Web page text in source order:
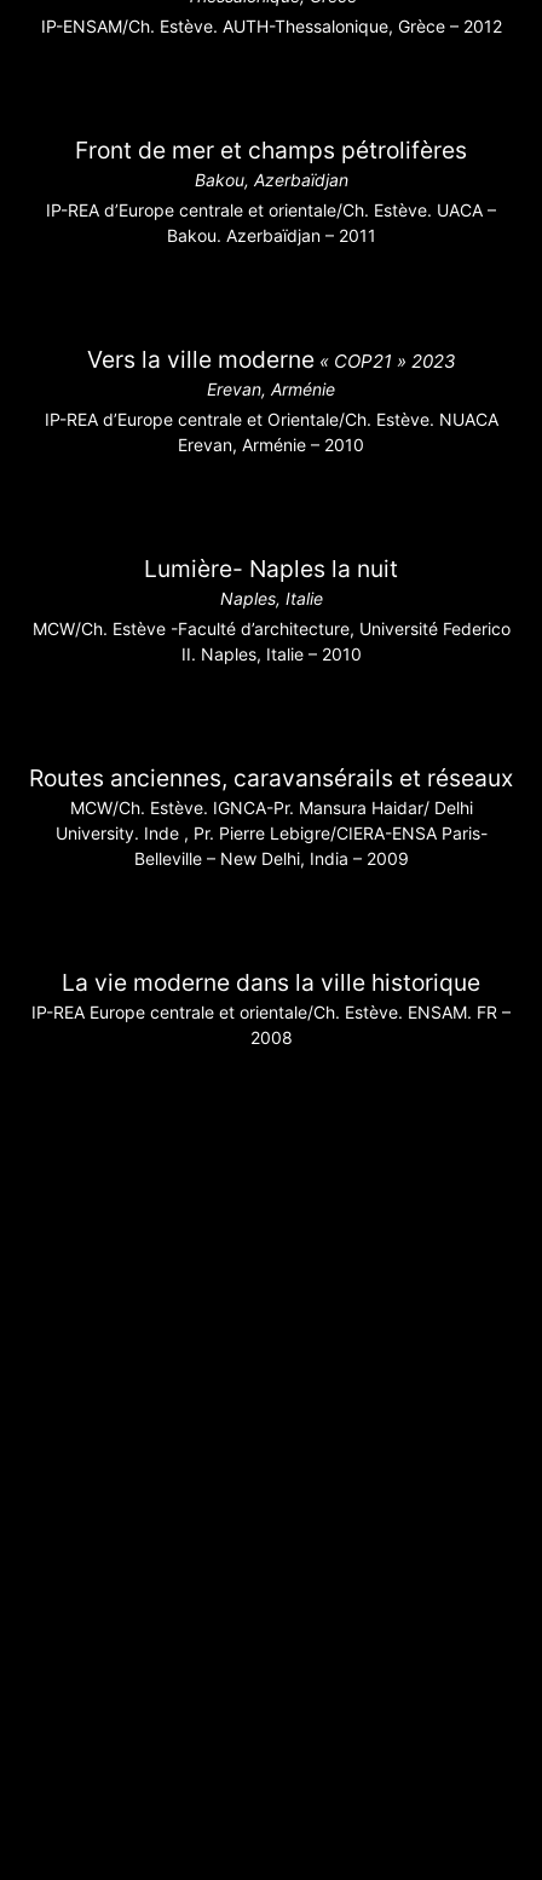
IP-ENSAM/Ch. Estève. AUTH-Thessalonique, Grèce – 2012
Front de mer et champs pétrolifères
Bakou, Azerbaïdjan
IP-REA d’Europe centrale et orientale/Ch. Estève. UACA –
Bakou. Azerbaïdjan – 2011
Vers la ville moderne« COP21 » 2023
Erevan, Arménie
IP-REA d’Europe centrale et Orientale/Ch. Estève. NUACA
Erevan, Arménie – 2010
Lumière- Naples la nuit
Naples, Italie
MCW/Ch. Estève -Faculté d’architecture, Université Federico
II. Naples, Italie – 2010
Routes anciennes, caravansérails et réseaux
MCW/Ch. Estève. IGNCA-Pr. Mansura Haidar/ Delhi
University. Inde , Pr. Pierre Lebigre/CIERA-ENSA Paris-
Belleville – New Delhi, India – 2009
La vie moderne dans la ville historique
IP-REA Europe centrale et orientale/Ch. Estève. ENSAM. FR –
2008